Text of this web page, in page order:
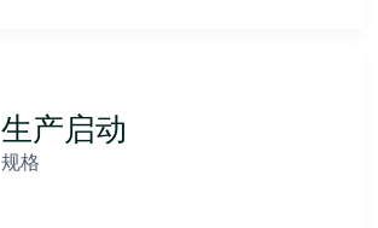
生产启动
规格